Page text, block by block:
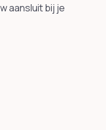
aansluit bij je